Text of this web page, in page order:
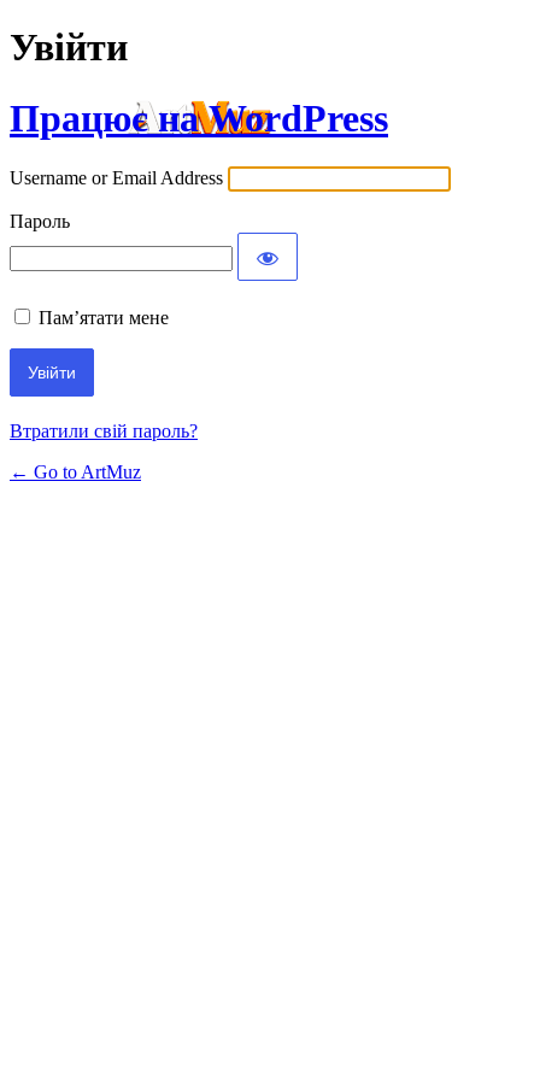
Увійти
Працює на WordPress
Username or Email Address
Пароль
Пам’ятати мене
Втратили свій пароль?
← Go to ArtMuz